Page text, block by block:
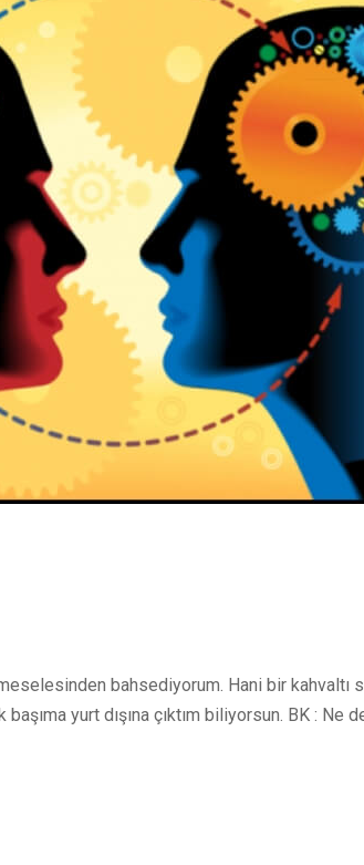
bahsediyorum. Hani bir kahvaltı
yurt dışına çıktım biliyorsun. BK : Ne